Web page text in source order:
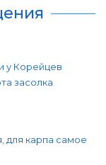
у Корейцев
засолка
для карпа самое